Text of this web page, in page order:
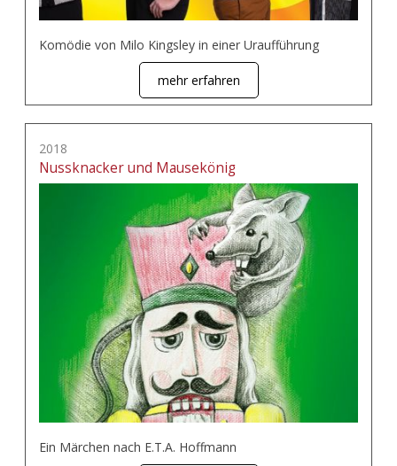
Komödie von Milo Kingsley in einer Uraufführung
mehr erfahren
2018
Nussknacker und Mausekönig
Ein Märchen nach E.T.A. Hoffmann